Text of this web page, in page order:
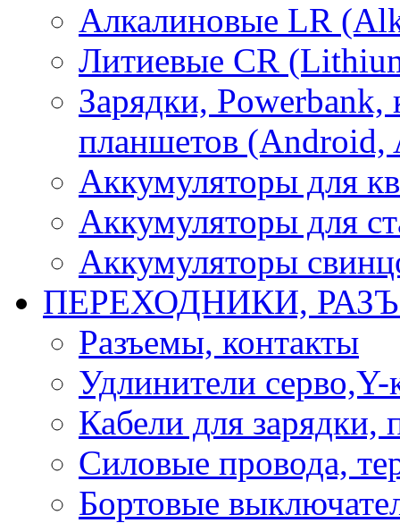
Алкалиновые LR
Литиевые CR
Зарядки, Powerbank,
планшетов (Android,
Аккумуляторы для
Аккумуляторы для
Аккумуляторы
ПЕРЕХОДНИКИ,
Разъемы, контакты
Удлинители серво,Y-
Кабели для зарядки,
Силовые провода,
Бортовые